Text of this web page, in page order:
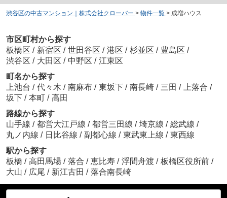
渋谷区の中古マンション｜株式会社クローバー > 物件一覧 > 成増ハウス
市区町村から探す
板橋区 / 新宿区 / 世田谷区 / 港区 / 杉並区 / 豊島区 /
渋谷区 / 大田区 / 中野区 / 江東区
町名から探す
上池台 / 代々木 / 南麻布 / 東坂下 / 南長崎 / 三田 / 上落合 /
坂下 / 本町 / 高田
路線から探す
山手線 / 都営大江戸線 / 都営三田線 / 埼京線 / 総武線 /
丸ノ内線 / 日比谷線 / 副都心線 / 東武東上線 / 東西線
駅から探す
板橋 / 高田馬場 / 落合 / 恵比寿 / 浮間舟渡 / 板橋区役所前 /
大山 / 広尾 / 新江古田 / 落合南長崎